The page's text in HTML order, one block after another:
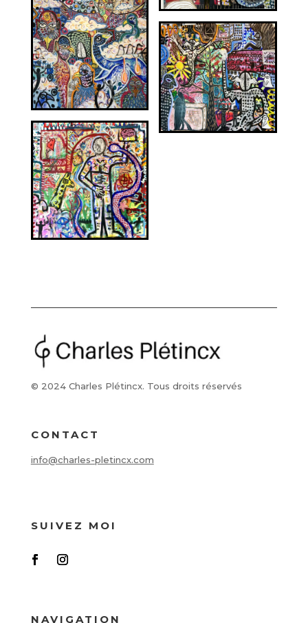
© 2024 Charles Plétincx. Tous droits réservés
CONTACT
info@charles-pletincx.com
SUIVEZ MOI
NAVIGATION